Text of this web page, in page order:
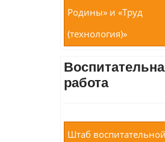
Родины» и «Труд
(технология)»
работа
Штаб